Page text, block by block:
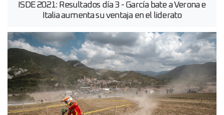
ISDE 2021: Resultados día 3 - García bate a Verona e
Italia aumenta su ventaja en el liderato